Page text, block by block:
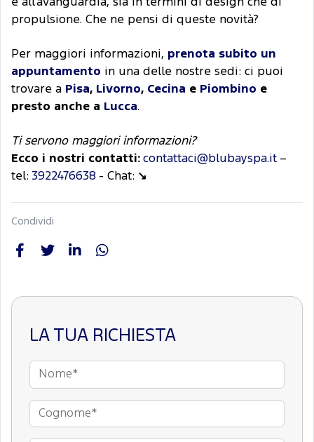
e all'avanguardia, sia in termini di design che di
propulsione. Che ne pensi di queste novità?
Per maggiori informazioni, prenota subito un
appuntamento in una delle nostre sedi: ci puoi
trovare a Pisa, Livorno, Cecina e Piombino e
presto anche a Lucca.
Ti servono maggiori informazioni?
Ecco i nostri contatti: contattaci@blubayspa.it –
tel: 3922476638 - Chat: ↘
Condividi
LA TUA RICHIESTA